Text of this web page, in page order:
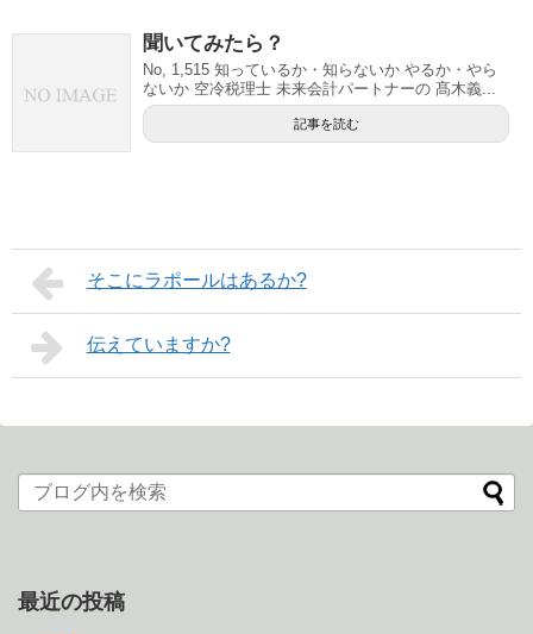
聞いてみたら？
No, 1,515 知っているか・知らないか やるか・やら
ないか 空冷税理士 未来会計パートナーの 髙木義...
記事を読む
そこにラポールはあるか?
伝えていますか?
最近の投稿